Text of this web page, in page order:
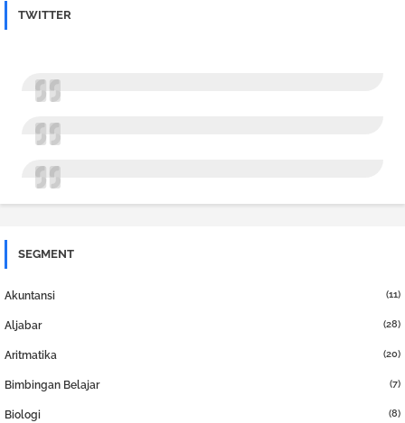
TWITTER
SEGMENT
Akuntansi (11)
Aljabar (28)
Aritmatika (20)
Bimbingan Belajar (7)
Biologi (8)